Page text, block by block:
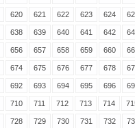
620 621 622 623 624
638 639 640 641 642
656 657 658 659 660
674 675 676 677 678
692 693 694 695 696
710 711 712 713 714
728 729 730 731 732